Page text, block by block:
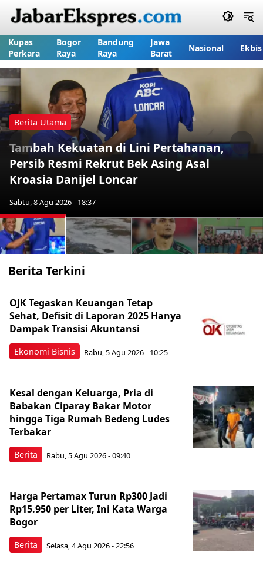
Kupas
Perkara
Bogor
Raya
Bandung
Raya
Jawa
Barat
Nasional Ekbis
Berita Utama
Tambah Kekuatan di Lini Pertahanan,
Persib Resmi Rekrut Bek Asing Asal
Kroasia Danijel Loncar
Sabtu, 8 Agu 2026 - 18:37
Previous
Berita Terkini
Ekonomi Bisnis
OJK Tegaskan Keuangan Tetap
Sehat, Defisit di Laporan 2025 Hanya
Dampak Transisi Akuntansi
Rabu, 5 Agu 2026 - 10:25
Berita
Kesal dengan Keluarga, Pria di
Babakan Ciparay Bakar Motor
hingga Tiga Rumah Bedeng Ludes
Terbakar
Rabu, 5 Agu 2026 - 09:40
Berita
Harga Pertamax Turun Rp300 Jadi
Rp15.950 per Liter, Ini Kata Warga
Bogor
Selasa, 4 Agu 2026 - 22:56